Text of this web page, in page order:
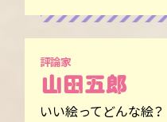
評論家
いい絵ってどんな絵